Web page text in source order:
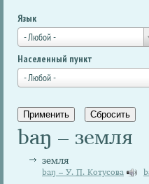
Язык
- Любой -
Населенный пункт
- Любой -
baŋ – земля
земля
baŋ – У. П. Котусова